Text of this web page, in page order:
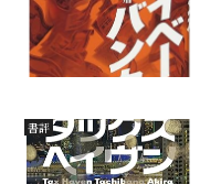
書評